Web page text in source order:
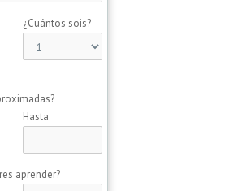
¿Cuántos sois?
Hasta
aprender?